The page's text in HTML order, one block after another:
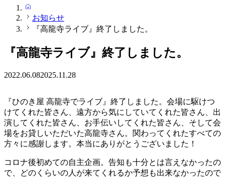
お知らせ
『高龍寺ライブ』終了しました。
『高龍寺ライブ』終了しました。
2022.06.082025.11.28
『ひのき屋 高龍寺でライブ』終了しました。会場に駆けつ
けてくれた皆さん、遠方から気にしていてくれた皆さん、出
演してくれた皆さん、お手伝いしてくれた皆さん、そして会
場をお貸しいただいた高龍寺さん。関わってくれたすべての
方々に感謝します。本当にありがとうございました！
コロナ後初めての自主企画。告知も十分とは言えなかったの
で、どのくらいの人が来てくれるか予想も出来なかったので